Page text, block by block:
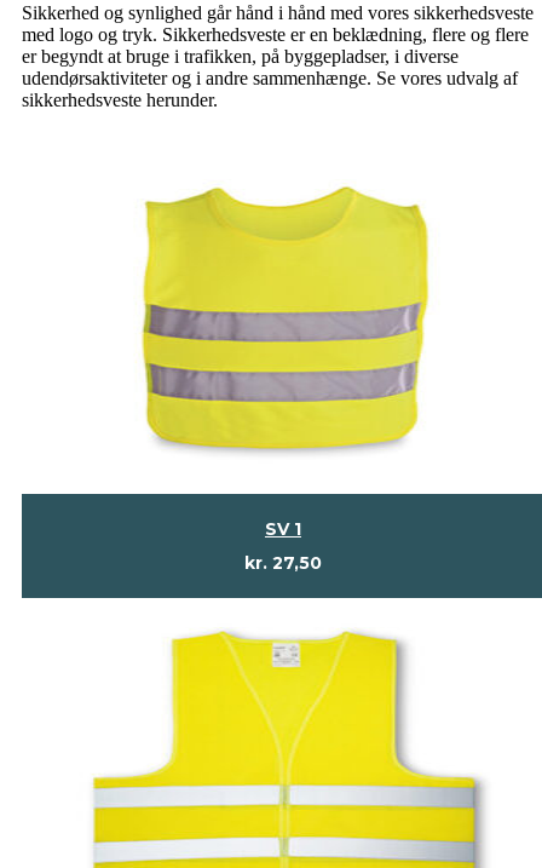
Sikkerhed og synlighed går hånd i hånd med vores sikkerhedsveste
med logo og tryk. Sikkerhedsveste er en beklædning, flere og flere
er begyndt at bruge i trafikken, på byggepladser, i diverse
udendørsaktiviteter og i andre sammenhænge. Se vores udvalg af
sikkerhedsveste herunder.
SV 1
kr. 27,50